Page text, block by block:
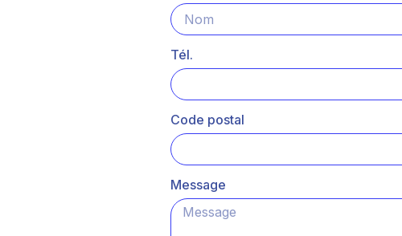
Tél.
Code postal
Message